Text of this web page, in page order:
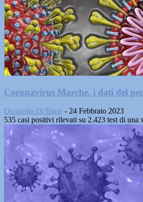
Coronavirus Marche, i dati del
Donatella Di Biase - 24 Febbraio 2023
535 casi positivi rilevati su 2.423 test di una